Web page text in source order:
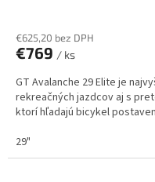
€625,20 bez DPH
€769 / ks
GT Avalanche 29 Elite je
rekreačných jazdcov aj s
ktorí hľadajú bicykel
29"